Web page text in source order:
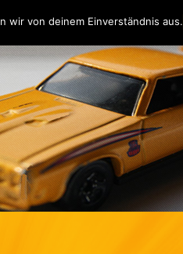
wir von deinem Einverständnis aus.